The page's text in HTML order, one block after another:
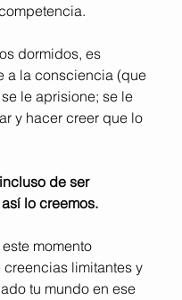
dormidos, es
a la consciencia (que
le aprisione; se le
y hacer creer que lo
de ser
lo creemos.
momento
limitantes y
tu mundo en ese